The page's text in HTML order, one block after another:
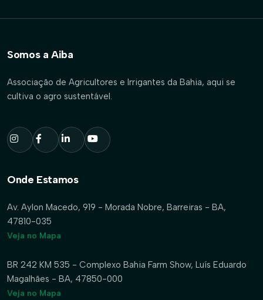
Somos a Aiba
Associação de Agricultores e Irrigantes da Bahia, aqui se
cultiva o agro sustentável.
Onde Estamos
Av. Aylon Macedo, 919 - Morada Nobre, Barreiras - BA,
47810-035
Veja no Mapa
BR 242 KM 535 - Complexo Bahia Farm Show, Luís Eduardo
Magalhães - BA, 47850-000
Veja no Mapa